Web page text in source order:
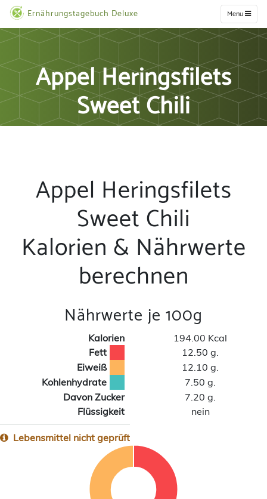
Ernährungstagebuch Deluxe Menu
Appel Heringsfilets
Sweet Chili
Appel Heringsfilets
Sweet Chili
Kalorien & Nährwerte
berechnen
Nährwerte je 100g
Kalorien
194.00 Kcal
Fett
12.50 g.
Eiweiß
12.10 g.
Kohlenhydrate
7.50 g.
Davon Zucker
7.20 g.
Flüssigkeit
nein
Lebensmittel nicht geprüft